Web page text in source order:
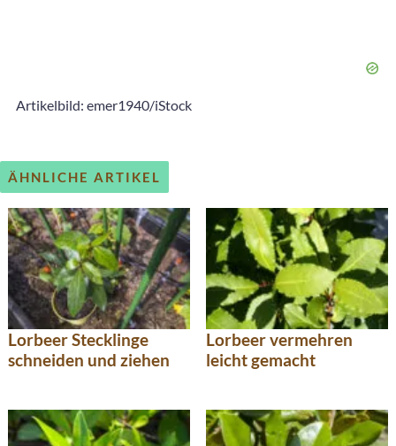
Artikelbild: emer1940/iStock
ÄHNLICHE ARTIKEL
Lorbeer Stecklinge
schneiden und ziehen
Lorbeer vermehren
leicht gemacht